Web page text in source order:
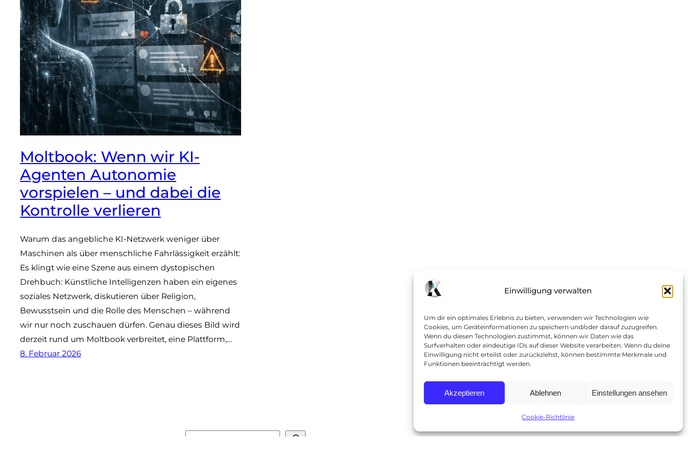
Einwilligung verwalten
Um dir ein optimales Erlebnis zu bieten, verwenden wir Technologien wie
Cookies, um Geräteinformationen zu speichern und/oder darauf zuzugreifen.
Wenn du diesen Technologien zustimmst, können wir Daten wie das
Surfverhalten oder eindeutige IDs auf dieser Website verarbeiten. Wenn du deine
Einwilligung nicht erteilst oder zurückziehst, können bestimmte Merkmale und
Funktionen beeinträchtigt werden.
Akzeptieren Ablehnen Einstellungen ansehen
Cookie-Richtlinie
Moltbook: Wenn wir KI-
Agenten Autonomie
vorspielen – und dabei die
Kontrolle verlieren
Warum das angebliche KI-Netzwerk weniger über
Maschinen als über menschliche Fahrlässigkeit erzählt:
Es klingt wie eine Szene aus einem dystopischen
Drehbuch: Künstliche Intelligenzen haben ein eigenes
soziales Netzwerk, diskutieren über Religion,
Bewusstsein und die Rolle des Menschen – während
wir nur noch zuschauen dürfen. Genau dieses Bild wird
derzeit rund um Moltbook verbreitet, eine Plattform,…
8. Februar 2026
Suchen